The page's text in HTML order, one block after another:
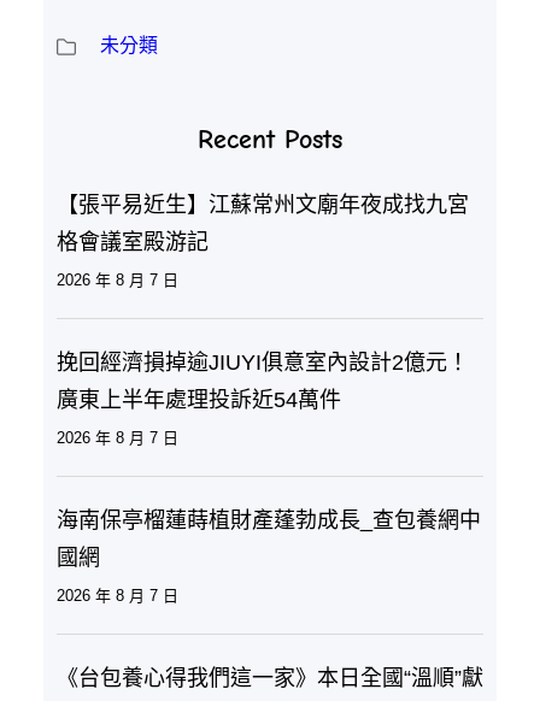
未分類
Recent Posts
【張平易近生】江蘇常州文廟年夜成找九宮
格會議室殿游記
2026 年 8 月 7 日
挽回經濟損掉逾JIUYI俱意室內設計2億元！
廣東上半年處理投訴近54萬件
2026 年 8 月 7 日
海南保亭榴蓮蒔植財產蓬勃成長_查包養網中
國網
2026 年 8 月 7 日
《台包養心得我們這一家》本日全國“溫順”獻